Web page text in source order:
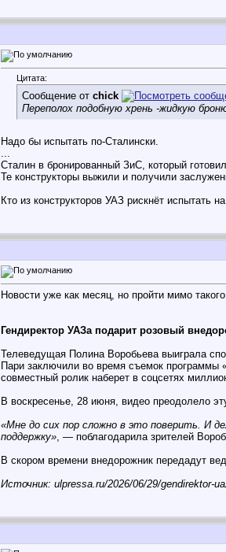
Цитата:
Сообщение от chick
Переполох подобную хрень -жидкую
Надо бы испытать по-Сталински.
...
Сталин в бронированный ЗиС, который
Те конструкторы выжили и получили
Кто из конструкторов УАЗ рискнёт испытать
Новости уже как месяц, но пройти мимо
Гендиректор УАЗа подарит розовый
Телеведущая Полина Воробьева выиграла
Пари заключили во время съемок
совместный ролик наберет в соцсетях
В воскресенье, 28 июня, видео преодолело
«Мне до сих пор сложно в это поверить. И
поддержку», — поблагодарила зрителей
В скором времени внедорожник передадут
Источник: ulpressa.ru/2026/06/29/gendirektor-